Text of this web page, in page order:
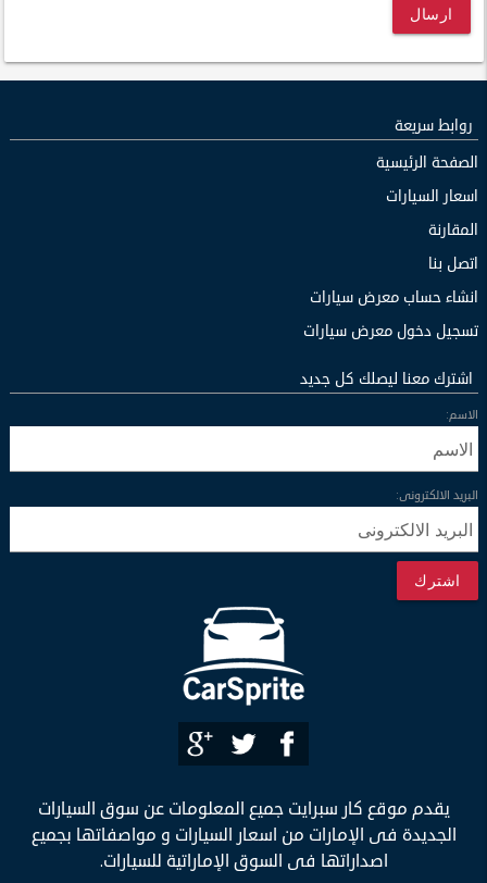
ارسال
روابط سريعة
الصفحة الرئيسية
اسعار السيارات
المقارنة
اتصل بنا
انشاء حساب معرض سيارات
تسجيل دخول معرض سيارات
اشترك معنا ليصلك كل جديد
الاسم:
البريد الالكترونى:
اشترك
يقدم موقع كار سبرايت جميع المعلومات عن سوق السيارات
الجديدة فى الإمارات من اسعار السيارات و مواصفاتها بجميع
اصداراتها فى السوق الإماراتية للسيارات.